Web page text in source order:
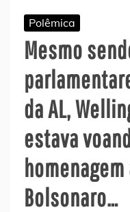
Polêmica
Mesmo
da AL,
estava
Bolsonaro…